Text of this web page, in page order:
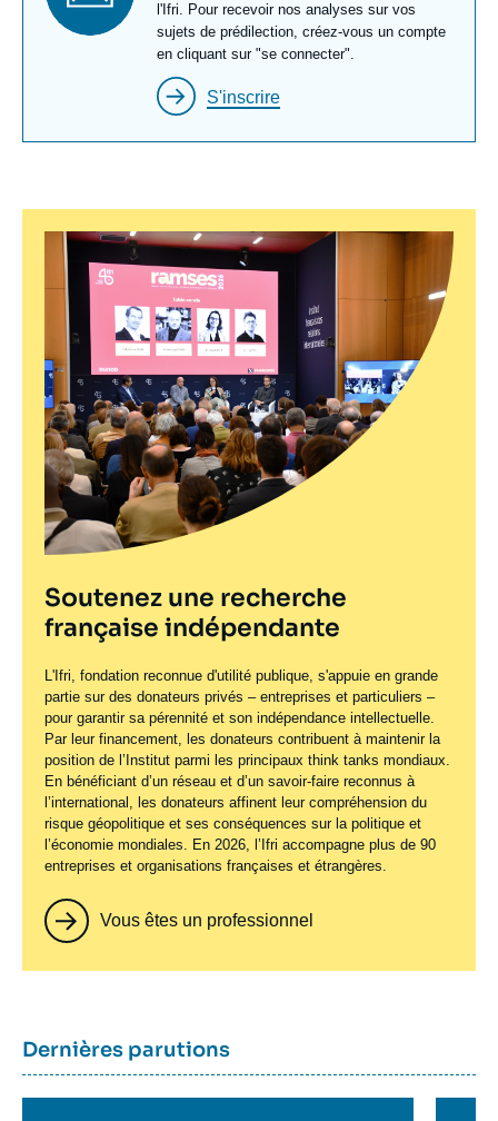
Newsletter
l'Ifri. Pour recevoir nos analyses sur vos
sujets de prédilection, créez-vous un compte
en cliquant sur "se connecter".
S'inscrire
Soutenez une recherche
française indépendante
L'Ifri, fondation reconnue d'utilité publique, s'appuie en grande
partie sur des donateurs privés – entreprises et particuliers –
pour garantir sa pérennité et son indépendance intellectuelle.
Par leur financement, les donateurs contribuent à maintenir la
position de l’Institut parmi les principaux think tanks mondiaux.
En bénéficiant d’un réseau et d’un savoir-faire reconnus à
l’international, les donateurs affinent leur compréhension du
risque géopolitique et ses conséquences sur la politique et
l’économie mondiales. En 2026, l’Ifri accompagne plus de 90
entreprises et organisations françaises et étrangères.
Vous êtes un professionnel
Titre
container
Dernières parutions